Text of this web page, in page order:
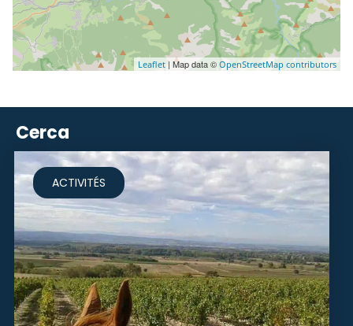
Leaflet | Map data © OpenStreetMap contributors
Cerca
ACTIVITÉS